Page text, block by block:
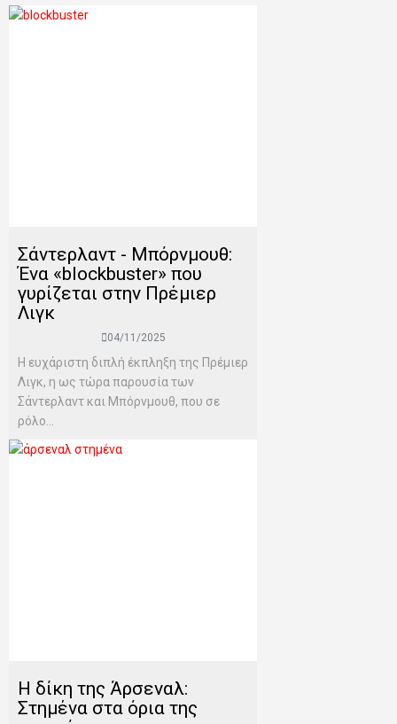
Σάντερλαντ - Μπόρνμουθ:
Ένα «blockbuster» που
γυρίζεται στην Πρέμιερ
Λιγκ
04/11/2025
Η ευχάριστη διπλή έκπληξη της Πρέμιερ
Λιγκ, η ως τώρα παρουσία των
Σάντερλαντ και Μπόρνμουθ, που σε
ρόλο...
Η δίκη της Άρσεναλ:
Στημένα στα όρια της